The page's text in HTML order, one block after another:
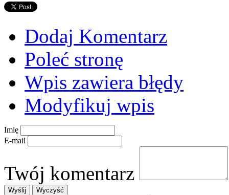
Dodaj Komentarz
Poleć stronę
Wpis zawiera błędy
Modyfikuj wpis
Imię
E-mail
Twój komentarz